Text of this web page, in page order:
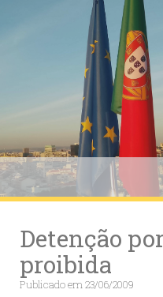
Detenção
proibida
Publicado em23/06/2009